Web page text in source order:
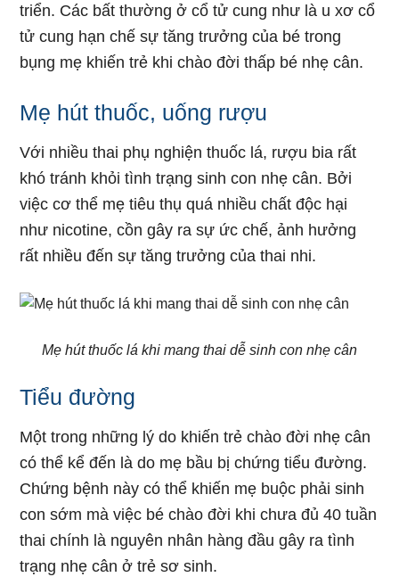
triển. Các bất thường ở cổ tử cung như là u xơ cổ
tử cung hạn chế sự tăng trưởng của bé trong
bụng mẹ khiến trẻ khi chào đời thấp bé nhẹ cân.
Mẹ hút thuốc, uống rượu
Với nhiều thai phụ nghiện thuốc lá, rượu bia rất
khó tránh khỏi tình trạng sinh con nhẹ cân. Bởi
việc cơ thể mẹ tiêu thụ quá nhiều chất độc hại
như nicotine, cồn gây ra sự ức chế, ảnh hưởng
rất nhiều đến sự tăng trưởng của thai nhi.
Mẹ hút thuốc lá khi mang thai dễ sinh con nhẹ cân
Tiểu đường
Một trong những lý do khiến trẻ chào đời nhẹ cân
có thể kể đến là do mẹ bầu bị chứng tiểu đường.
Chứng bệnh này có thể khiến mẹ buộc phải sinh
con sớm mà việc bé chào đời khi chưa đủ 40 tuần
thai chính là nguyên nhân hàng đầu gây ra tình
trạng nhẹ cân ở trẻ sơ sinh.